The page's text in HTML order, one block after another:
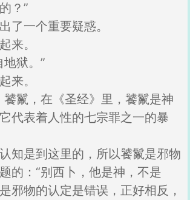
？”
了一个重要疑惑。
来。
地狱。”
来。
饕鬣，在《圣经》里，饕鬣是神
代表着人性的七宗罪之一的暴
知是到这里的，所以饕鬣是邪物
的：“别西卜，他是神，不是
邪物的认定是错误，正好相反，